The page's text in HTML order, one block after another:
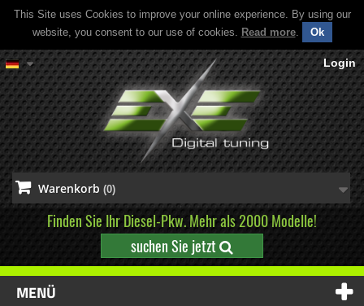
This Site uses Cookies to improve your online experience. By using our
website, you consent to our use of cookies. Read more. Ok
Login
Warenkorb (0)
Finden Sie Ihr Diesel-Pkw. Mehr als 2000 Modelle!
suchen Sie jetzt
MENÜ